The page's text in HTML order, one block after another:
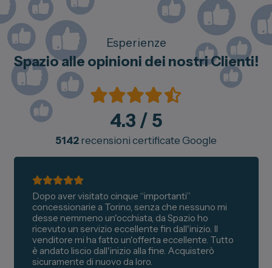
Esperienze
Spazio alle opinioni dei nostri Clienti!
4.3 / 5
5142recensioni certificate Google
Dopo aver visitato cinque “importanti”
concessionarie a Torino, senza che nessuno mi
desse nemmeno un'occhiata, da Spazio ho
ricevuto un servizio eccellente fin dall'inizio. Il
venditore mi ha fatto un'offerta eccellente. Tutto
è andato liscio dall'inizio alla fine. Acquisterò
sicuramente di nuovo da loro.